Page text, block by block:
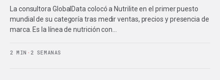
La consultora GlobalData colocó a Nutrilite en el primer puesto
mundial de su categoría tras medir ventas, precios y presencia de
marca. Es la línea de nutrición con…
2 MIN · 2 SEMANAS